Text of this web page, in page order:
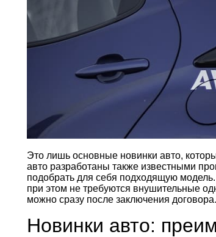
Это лишь основные новинки авто,
авто разработаны также известными
подобрать для себя подходящую
при этом не требуются внушительные
можно сразу после заключения договора.
Новинки авто: